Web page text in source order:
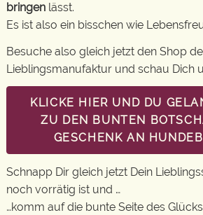
bringen lässt.
Es ist also ein bisschen wie
Besuche also gleich jetzt den Shop
Lieblingsmanufaktur und schau Dich
KLICKE HIER UND DU
ZU DEN BUNTEN
GESCHENK AN
Schnapp Dir gleich jetzt Dein
noch vorrätig ist und …
…komm auf die bunte Seite des